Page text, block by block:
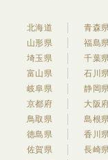
北海道 青森
山形県
福島
埼玉県
千葉
富山県
石川
岐阜県
静岡
京都府
大阪
鳥取県
島根
徳島県
香川
佐賀県
長崎